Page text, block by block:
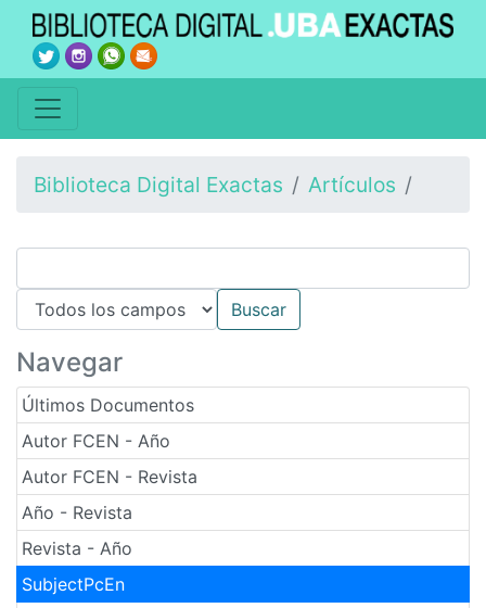
Biblioteca Digital Exactas Artículos
Navegar
Últimos Documentos
Autor FCEN - Año
Autor FCEN - Revista
Año - Revista
Revista - Año
SubjectPcEn